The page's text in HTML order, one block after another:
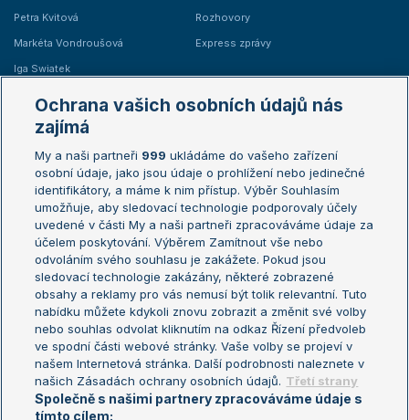
Petra Kvitová
Markéta Vondroušová
Iga Swiatek
Rozhovory
Express zprávy
Žebříčky
Žebříček ATP (muži)
Žebříček WTA (ženy)
Sázkařský žebříček
Australian Open
French Open
Wimbledon
US Open
Turnaj mistrů
Turnaj mistryň
Aktualní trendy
Fotbalové přestupy
Livesport Daily
LS Prague Open
Ochrana vašich osobních údajů nás
zajímá
My a naši partneři 999 ukládáme do vašeho zařízení
osobní údaje, jako jsou údaje o prohlížení nebo jedinečné
identifikátory, a máme k nim přístup. Výběr Souhlasím
umožňuje, aby sledovací technologie podporovaly účely
uvedené v části My a naši partneři zpracováváme údaje za
účelem poskytování. Výběrem Zamítnout vše nebo
odvoláním svého souhlasu je zakážete. Pokud jsou
sledovací technologie zakázány, některé zobrazené
obsahy a reklamy pro vás nemusí být tolik relevantní. Tuto
nabídku můžete kdykoli znovu zobrazit a změnit své volby
nebo souhlas odvolat kliknutím na odkaz Řízení předvoleb
ve spodní části webové stránky. Vaše volby se projeví v
našem Internetová stránka. Další podrobnosti naleznete v
našich Zásadách ochrany osobních údajů. Třetí strany
Společně s našimi partnery zpracováváme údaje s
tímto cílem: